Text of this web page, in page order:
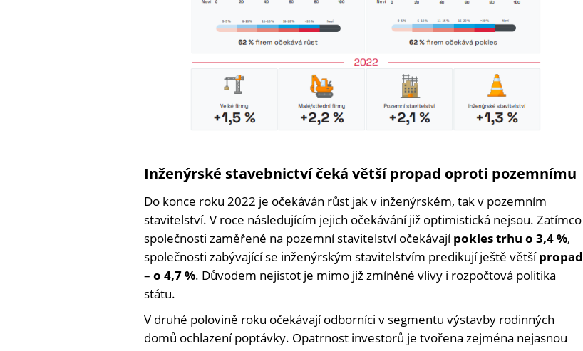
Inženýrské stavebnictví čeká větší propad oproti pozemnímu
Do konce roku 2022 je očekáván růst jak v inženýrském, tak v pozemním
stavitelství. V roce následujícím jejich očekávání již optimistická nejsou. Zatímco
společnosti zaměřené na pozemní stavitelství očekávajípokles trhu o 3,4 %,
společnosti zabývající se inženýrským stavitelstvím predikují ještě většípropad
– o 4,7 %. Důvodem nejistot je mimo již zmíněné vlivy i rozpočtová politika
státu.
V druhé polovině roku očekávají odborníci v segmentu výstavby rodinných
domů ochlazení poptávky. Opatrnost investorů je tvořena zejména nejasnou